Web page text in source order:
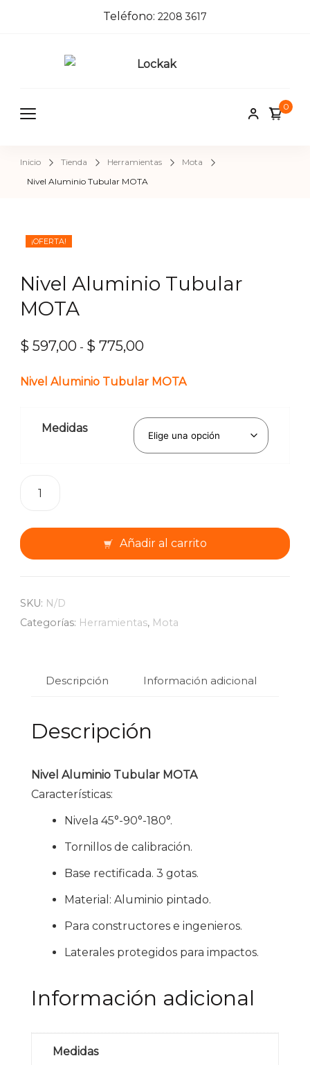
Teléfono: 2208 3617
k
insumos
0
Inicio Tienda Herramientas
Mota
Nivel Aluminio Tubular MOTA
¡OFERTA!
Nivel Aluminio Tubular
MOTA
$ 597,00 - $ 775,00Rango
precios:
$ 597,00
hasta
Nivel Aluminio Tubular MOTA
Medidas
Aluminio
MOTA
cantidad
Añadir al carrito
SKU: N/D
Categorías: Herramientas, Mota
Descripción Información adicional
Descripción
Nivel Aluminio Tubular MOTA
Características:
Nivela 45°-90°-180°.
Tornillos de calibración.
Base rectificada. 3 gotas.
Material: Aluminio pintado.
Para constructores e ingenieros.
Laterales protegidos para impactos.
Información adicional
Medidas